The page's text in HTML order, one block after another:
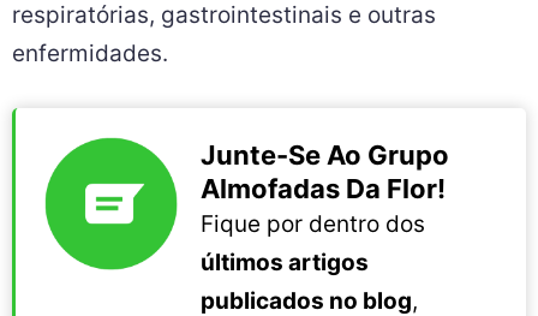
respiratórias, gastrointestinais e outras
enfermidades.
Junte-Se Ao Grupo
Almofadas Da Flor!
Fique por dentro dos
últimos artigos
publicados no blog,